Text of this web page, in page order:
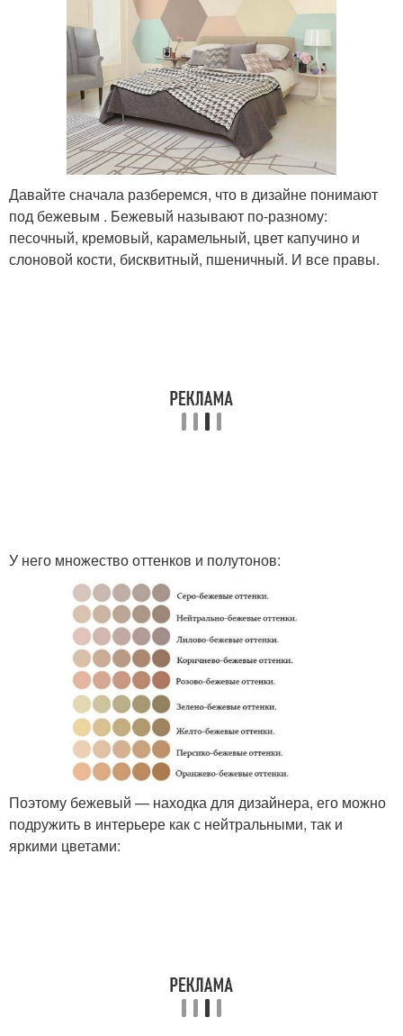
Давайте сначала разберемся, что в дизайне понимают
под бежевым . Бежевый называют по-разному:
песочный, кремовый, карамельный, цвет капучино и
слоновой кости, бисквитный, пшеничный. И все правы.
У него множество оттенков и полутонов:
Поэтому бежевый — находка для дизайнера, его можно
подружить в интерьере как с нейтральными, так и
яркими цветами: